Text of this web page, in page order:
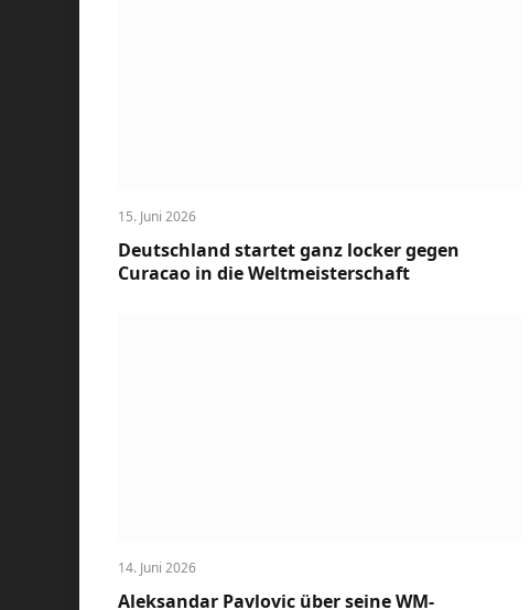
15. Juni 2026
Deutschland startet ganz locker gegen
Curacao in die Weltmeisterschaft
14. Juni 2026
Aleksandar Pavlovic über seine WM-